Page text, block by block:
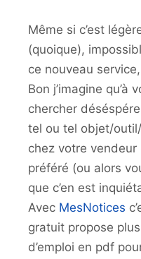
Même si c’est
(quoique),
ce nouveau
Bon j’imagine qu’à
chercher
tel ou tel objet/
chez votre vendeur
préféré (ou alors
que c’en est
Avec MesNotices
gratuit propose
d’emploi en pdf